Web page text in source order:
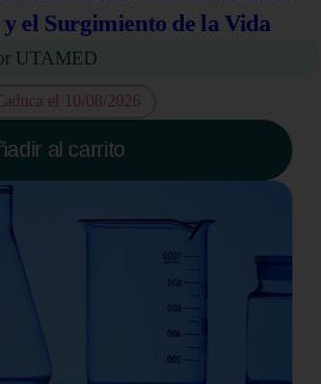
el Surgimiento de la Vida
UTAMED
el 10/08/2026
al carrito